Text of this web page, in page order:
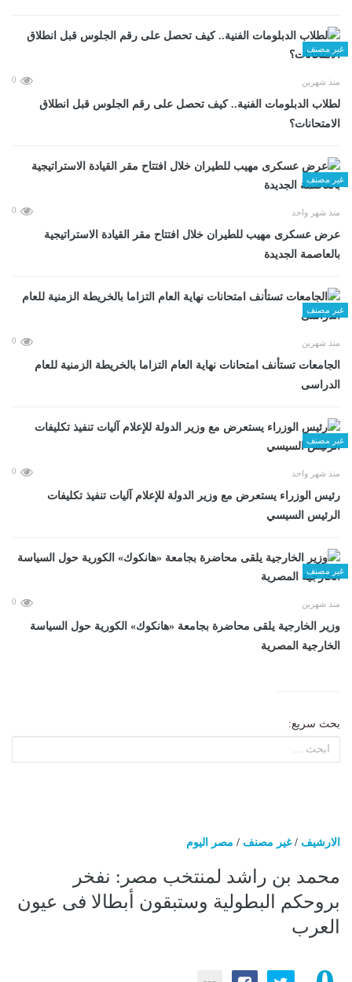
غير مصنف
منذ شهرين 0
لطلاب الدبلومات الفنية.. كيف تحصل على رقم الجلوس قبل انطلاق
الامتحانات؟
غير مصنف
منذ شهر واحد 0
عرض عسكرى مهيب للطيران خلال افتتاح مقر القيادة الاستراتيجية
بالعاصمة الجديدة
غير مصنف
منذ شهرين 0
الجامعات تستأنف امتحانات نهاية العام التزاما بالخريطة الزمنية للعام
الدراسى
غير مصنف
منذ شهر واحد 0
رئيس الوزراء يستعرض مع وزير الدولة للإعلام آليات تنفيذ تكليفات
الرئيس السيسي
غير مصنف
منذ شهرين 0
وزير الخارجية يلقى محاضرة بجامعة «هانكوك» الكورية حول السياسة
الخارجية المصرية
بحث سريع:
الارشيف /غير مصنف / مصر اليوم
محمد بن راشد لمنتخب مصر: نفخر
بروحكم البطولية وستبقون أبطالا فى عيون
العرب